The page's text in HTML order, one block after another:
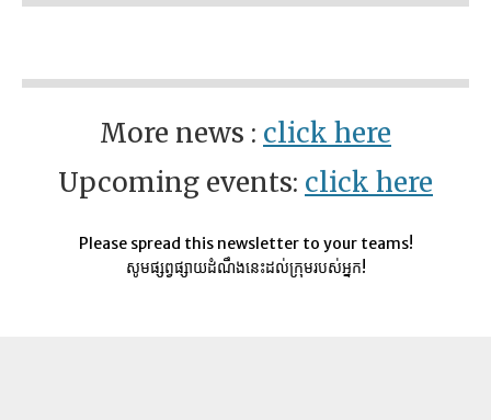
More news : click here
Upcoming events: click here
Please spread this newsletter to your teams!
សូមផ្សព្វផ្សាយដំណឹងនេះដល់ក្រុមរបស់អ្នក!